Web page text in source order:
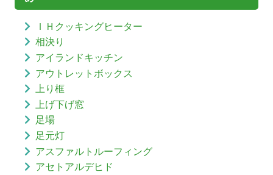
ＩＨクッキングヒーター
相決り
アイランドキッチン
アウトレットボックス
上り框
上げ下げ窓
足場
足元灯
アスファルトルーフィング
アセトアルデヒド